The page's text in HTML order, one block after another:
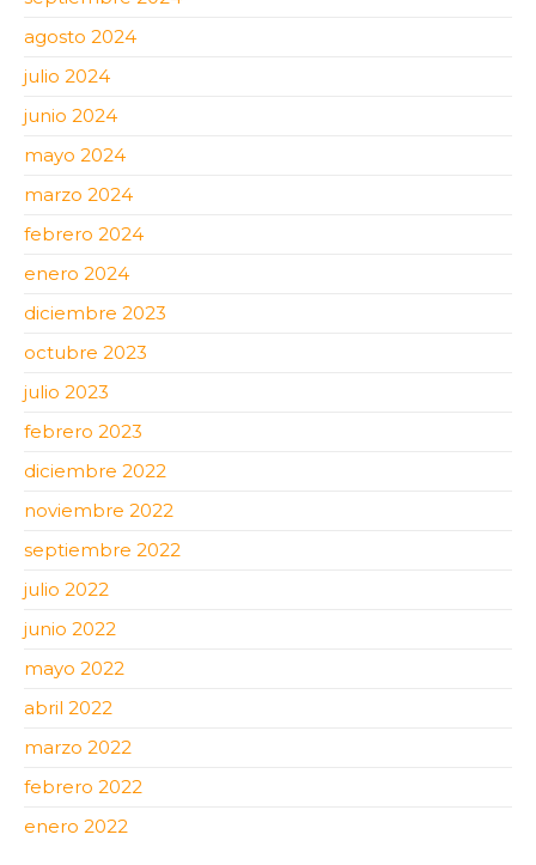
agosto 2024
julio 2024
junio 2024
mayo 2024
marzo 2024
febrero 2024
enero 2024
diciembre 2023
octubre 2023
julio 2023
febrero 2023
diciembre 2022
noviembre 2022
septiembre 2022
julio 2022
junio 2022
mayo 2022
abril 2022
marzo 2022
febrero 2022
enero 2022